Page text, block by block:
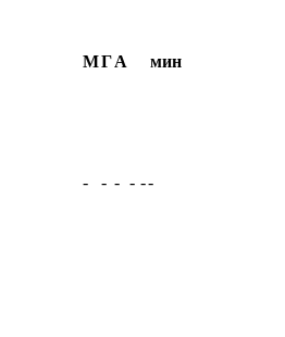
МГА мин
- - - - --